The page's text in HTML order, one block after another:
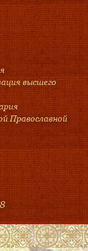
высшего
Православной